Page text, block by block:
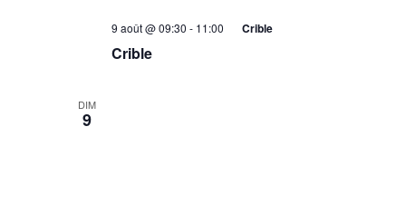
Crible
9 août @ 09:30 - 11:00 Crible
DIM
9